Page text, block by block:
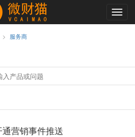
> 服务商
营销事件推送